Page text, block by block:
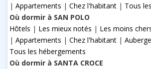
| Appartements | Chez l'habitant | Tous
Où dormir à SAN POLO
Hôtels | Les mieux notés | Les moins
| Appartements | Chez l'habitant |
Tous les hébergements
Où dormir à SANTA CROCE